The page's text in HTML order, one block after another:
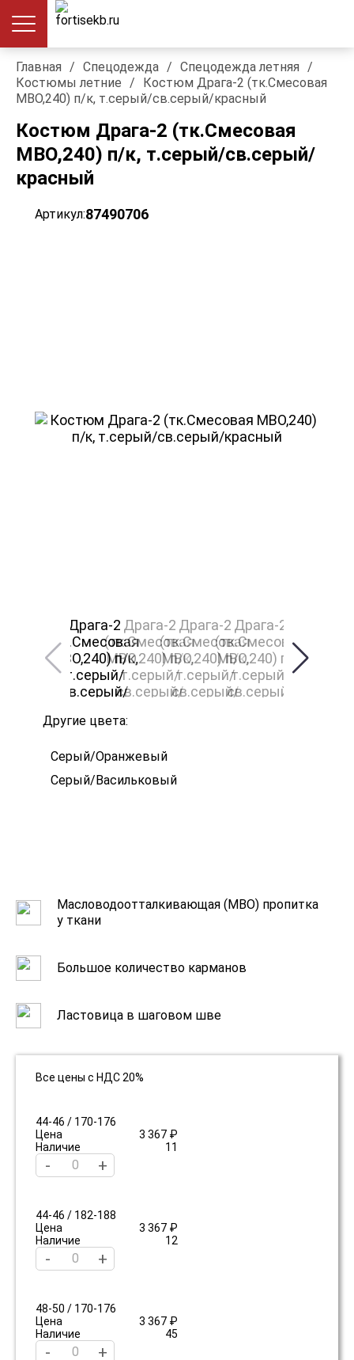
Главная / Спецодежда / Спецодежда летняя /
Костюмы летние /
Костюм Драга-2 (тк.Смесовая
МВО,240) п/к, т.серый/св.серый/красный
Костюм Драга-2 (тк.Смесовая
МВО,240) п/к, т.серый/св.серый/
красный
Артикул:87490706
Другие цвета:
Серый/Оранжевый
Серый/Васильковый
Масловодоотталкивающая (МВО) пропитка
у ткани
Большое количество карманов
Ластовица в шаговом шве
Все цены с НДС 20%
44-46 / 170-176
Цена
3 367 ₽
Наличие
11
- +
44-46 / 182-188
Цена
3 367 ₽
Наличие
12
- +
48-50 / 170-176
Цена
3 367 ₽
Наличие
45
- +